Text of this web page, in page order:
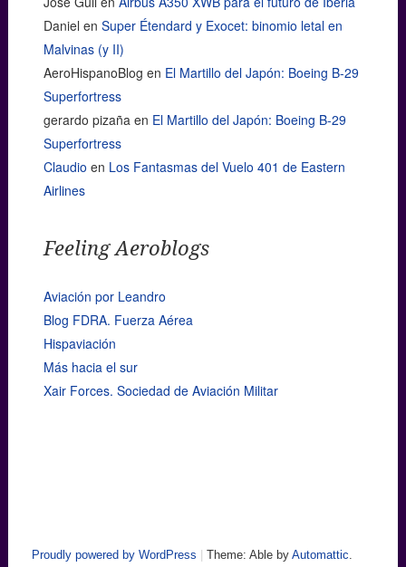
Daniel en Super Étendard y Exocet: binomio letal en
Malvinas (y II)
AeroHispanoBlog en El Martillo del Japón: Boeing B-29
Superfortress
gerardo pizañaen El Martillo del Japón: Boeing B-29
Superfortress
Claudio en Los Fantasmas del Vuelo 401 de Eastern
Airlines
Feeling Aeroblogs
Aviación por Leandro
Blog FDRA. Fuerza Aérea
Hispaviación
Más hacia el sur
Xair Forces. Sociedad de Aviación Militar
Proudly powered by WordPress Theme: Able by Automattic.